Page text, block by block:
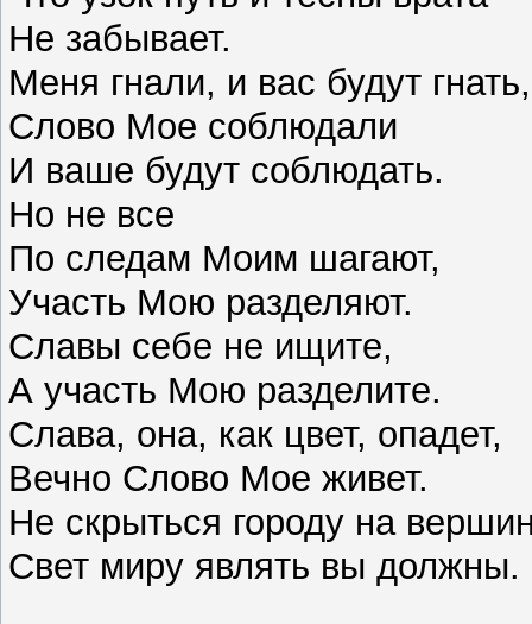
Не забывает.
Меня гнали, и вас будут гнать,
Слово Мое соблюдали
И ваше будут соблюдать.
Но не все
По следам Моим шагают,
Участь Мою разделяют.
Славы себе не ищите,
А участь Мою разделите.
Слава, она, как цвет, опадет,
Вечно Слово Мое живет.
Не скрыться городу на
Свет миру являть вы должны.